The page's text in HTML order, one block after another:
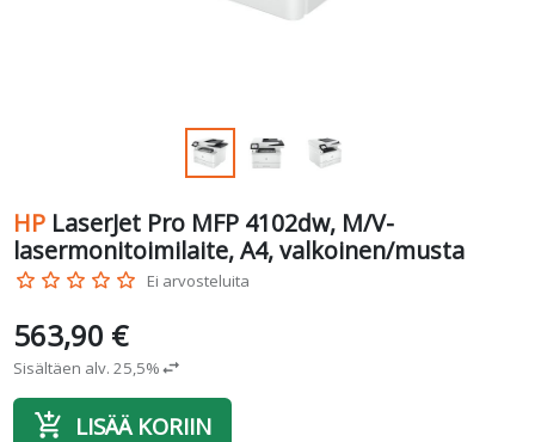
HP LaserJet Pro MFP 4102dw, M/V-
lasermonitoimilaite, A4, valkoinen/musta
star_border star_border star_border star_border star_border Ei arvosteluita
563,90 €
Sisältäen alv. 25,5%swap_horiz
add_shopping_cart LISÄÄ KORIIN